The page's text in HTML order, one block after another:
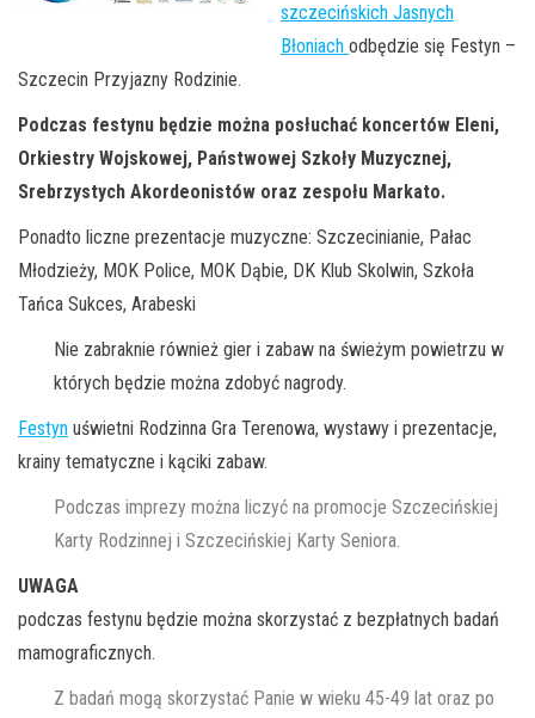
szczecińskich Jasnych
Błoniach odbędzie się Festyn –
Szczecin Przyjazny Rodzinie.
Podczas festynu będzie można posłuchać koncertów Eleni,
Orkiestry Wojskowej, Państwowej Szkoły Muzycznej,
Srebrzystych Akordeonistów oraz zespołu Markato.
Ponadto liczne prezentacje muzyczne: Szczecinianie, Pałac
Młodzieży, MOK Police, MOK Dąbie, DK Klub Skolwin, Szkoła
Tańca Sukces, Arabeski
Nie zabraknie również gier i zabaw na świeżym powietrzu w
których będzie można zdobyć nagrody.
Festyn uświetni Rodzinna Gra Terenowa, wystawy i prezentacje,
krainy tematyczne i kąciki zabaw.
Podczas imprezy można liczyć na promocje Szczecińskiej
Karty Rodzinnej i Szczecińskiej Karty Seniora.
UWAGA
podczas festynu będzie można skorzystać z bezpłatnych badań
mamograficznych.
Z badań mogą skorzystać Panie w wieku 45-49 lat oraz po